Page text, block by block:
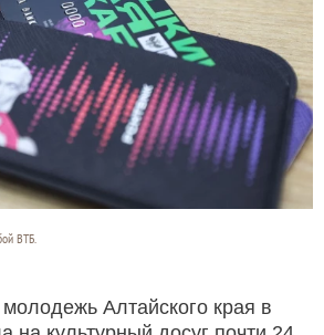
ВТБ.
Алтайского края в